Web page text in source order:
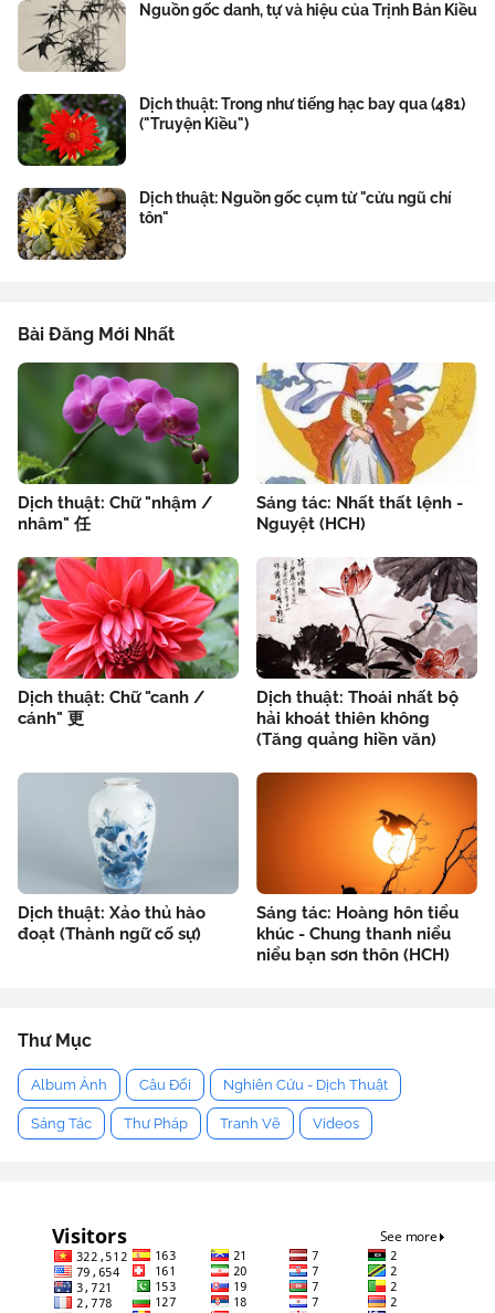
Nguồn gốc danh, tự và hiệu của Trịnh Bản Kiều
Dịch thuật: Trong như tiếng hạc bay qua (481)
("Truyện Kiều")
Dịch thuật: Nguồn gốc cụm từ "cửu ngũ chí
tôn"
Bài Đăng Mới Nhất
Dịch thuật: Chữ "nhậm /
nhâm" 任
Sáng tác: Nhất thất lệnh -
Nguyệt (HCH)
Dịch thuật: Chữ "canh /
cánh" 更
Dịch thuật: Thoái nhất bộ
hải khoát thiên không
(Tăng quảng hiền văn)
Dịch thuật: Xảo thủ hào
đoạt (Thành ngữ cố sự)
Sáng tác: Hoàng hôn tiểu
khúc - Chung thanh niểu
niểu bạn sơn thôn (HCH)
Thư Mục
Album Ảnh Câu Đối Nghiên Cứu - Dịch Thuật
Sáng Tác Thư Pháp Tranh Vẽ Videos